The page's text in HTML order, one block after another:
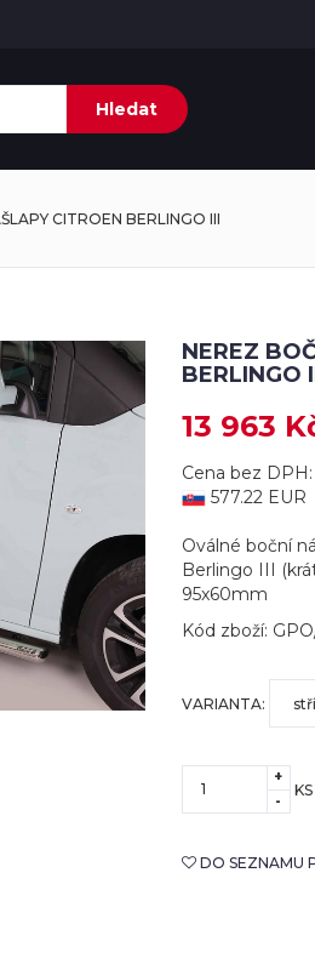
Hledat
CITROEN BERLINGO III
NEREZ
BERLINGO
13 963
Cena bez DPH:
577.22 EUR
Oválné boční
Berlingo III
95x60mm
Kód zboží:
VARIANTA:
+
-
KS
DO SEZNAMU